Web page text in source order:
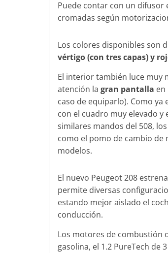
Puede contar con un difusor
cromadas según
Los colores disponibles son
vértigo (con tres capas) y
El interior también luce muy
atención la gran pantalla en
caso de equiparlo). Como ya
con el cuadro muy elevado
similares mandos del 508,
como el pomo de cambio
modelos.
El nuevo Peugeot 208
permite diversas
estando mejor aislado el
conducción.
Los motores de combustión
gasolina, el 1.2 PureTech de
31 de mayo de 2022 mospotter84 0